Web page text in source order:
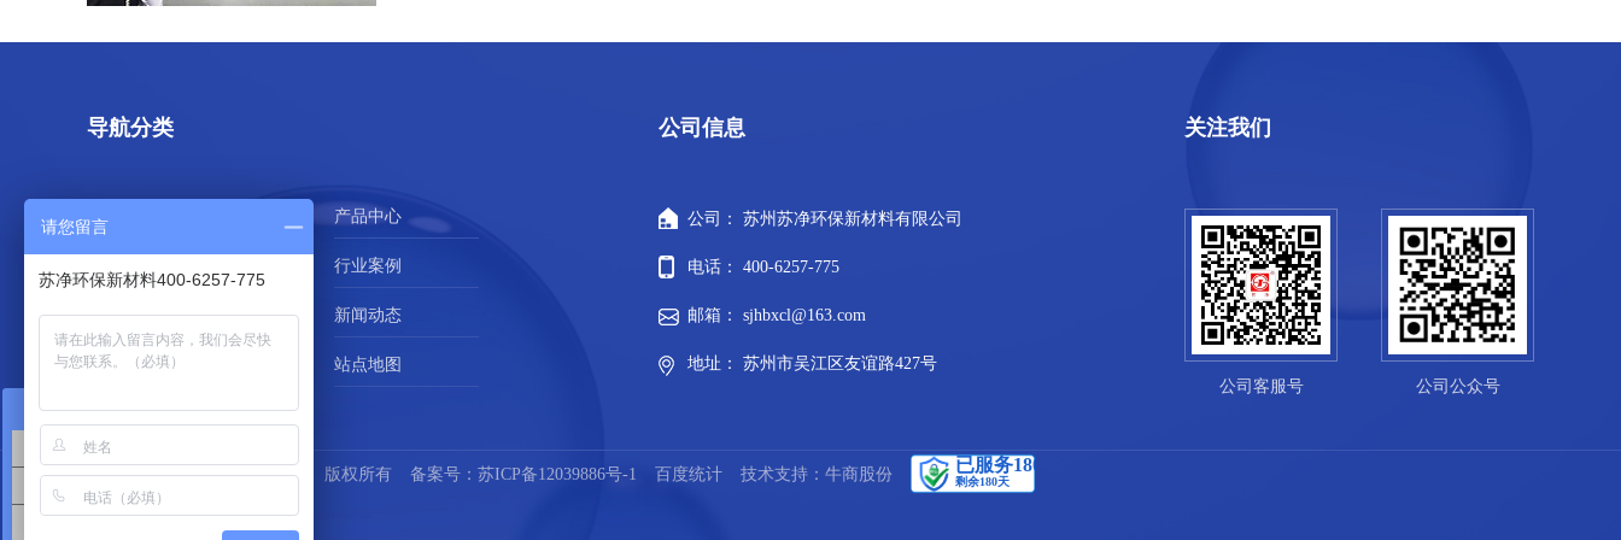
导航分类
网站首页 产品中心
行业案例
服务支持 新闻动态
在线留言 站点地图
公司信息
公司： 苏州苏净环保新材料有限公司
电话： 400-6257-775
邮箱： sjhbxcl@163.com
地址： 苏州市吴江区友谊路427号
关注我们
公司客服号 公司公众号
苏州苏净环保新材料有限公司 版权所有 备案号： 苏ICP备12039886号-1 百度统计 技术支持：牛商股份
在线咨询
解决方案咨询
超滤膜产品咨询
请您留言
苏净环保新材料400-6257-775